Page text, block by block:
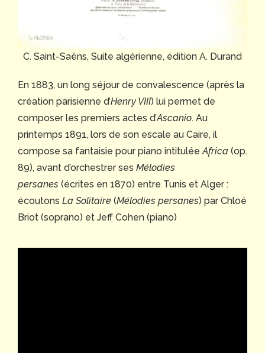
C. Saint-Saëns, Suite algérienne, édition A. Durand
En 1883, un long séjour de convalescence (après la
création parisienne d’Henry VIII) lui permet de
composer les premiers actes d’Ascanio. Au
printemps 1891, lors de son escale au Caire, il
compose sa fantaisie pour piano intitulée Africa (op.
89), avant d’orchestrer ses Mélodies
persanes (écrites en 1870) entre Tunis et Alger :
écoutons La Solitaire (Mélodies persanes) par Chloé
Briot (soprano) et Jeff Cohen (piano)